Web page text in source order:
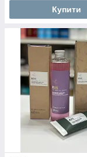
Купити